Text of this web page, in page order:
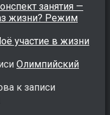
занятия —
жизни? Режим
участие в жизни
Олимпийский
к записи